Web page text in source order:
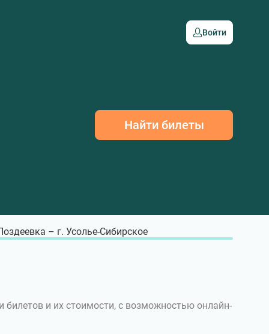
Войти
Найти билеты
– г. Усолье-Сибирское
билетов и их стоимости, с возможностью онлайн-